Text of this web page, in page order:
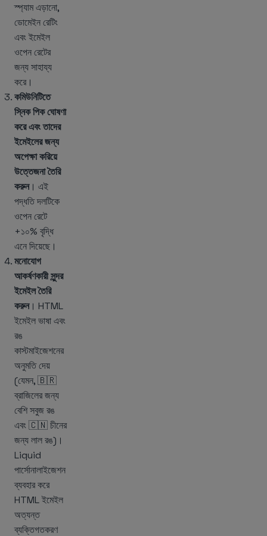
স্প্যাম এড়ানো,
ডোমেইন রেটিং
এবং ইমেইল
ওপেন রেটের
জন্য সাহায্য
করে।
কমিউনিটিতে
স্নিক পিক ঘোষণা
করে এবং তাদের
ইমেইলের জন্য
অপেক্ষা করিয়ে
উত্তেজনা তৈরি
করুন। এই
পদ্ধতি দলটিকে
ওপেন রেটে
+১০% বৃদ্ধি
এনে দিয়েছে।
মনোযোগ
আকর্ষণকারী সুন্দর
ইমেইল তৈরি
করুন। HTML
ইমেইল ভাষা এবং
রঙ
কাস্টমাইজেশনের
অনুমতি দেয়
(যেমন, 🇧🇷
ব্রাজিলের জন্য
বেশি সবুজ রঙ
এবং 🇨🇳 চীনের
জন্য লাল রঙ)।
Liquid
পার্সোনালাইজেশন
ব্যবহার করে
HTML ইমেইল
অত্যন্ত
ব্যক্তিগতকরণ